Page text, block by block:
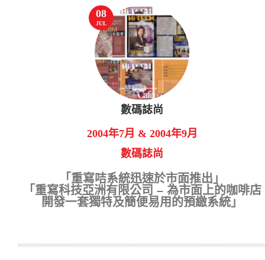
08
JUL
數碼誌尚
2004年7月 & 2004年9月
數碼誌尚
「重寫咭系統迅速於市面推出」
「重寫科技亞洲有限公司 – 為市面上的咖啡店
開發一套獨特及簡便易用的預繳系統」